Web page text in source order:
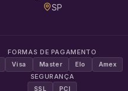
SP
FORMAS DE PAGAMENTO
Visa Master Elo Amex
SEGURANÇA
SSL PCI